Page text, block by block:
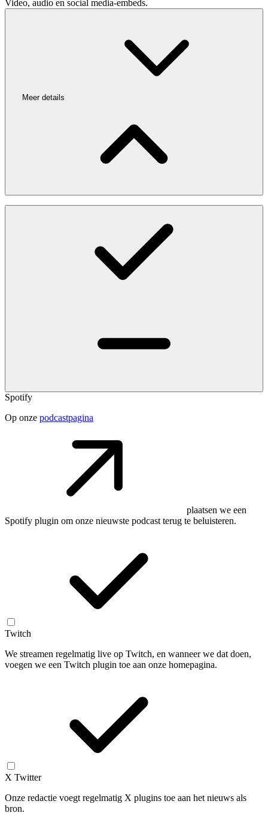
Video, audio en social media-embeds.
Meer details
Spotify
Op onze podcastpagina
plaatsen we een
Spotify plugin om onze nieuwste podcast terug te beluisteren.
Twitch
We streamen regelmatig live op Twitch, en wanneer we dat doen,
voegen we een Twitch plugin toe aan onze homepagina.
X Twitter
Onze redactie voegt regelmatig X plugins toe aan het nieuws als
bron.